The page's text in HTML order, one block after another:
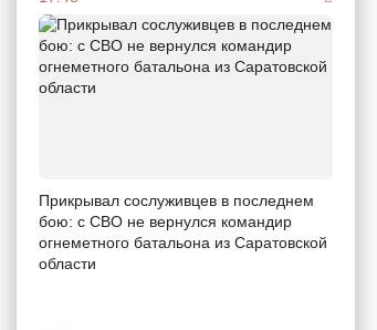
Прикрывал сослуживцев в последнем
бою: с СВО не вернулся командир
огнеметного батальона из Саратовской
области